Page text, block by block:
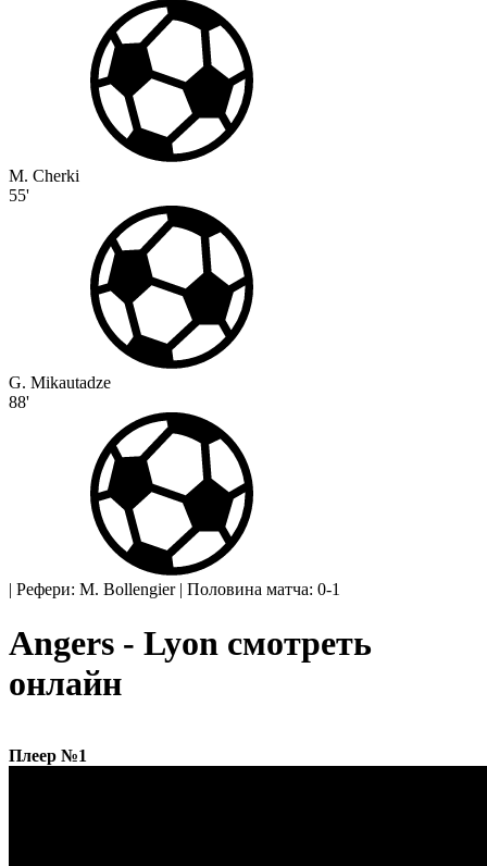
M. Cherki
55'
G. Mikautadze
88'
| Рефери: M. Bollengier | Половина матча: 0-1
Angers - Lyon смотреть
онлайн
Плеер №1